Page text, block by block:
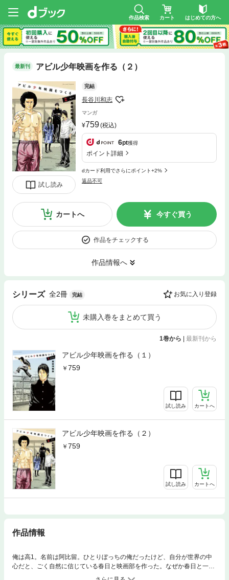
作品検索 カート はじめての方へ
最新刊 アビル少年映画を作る（２）
試し読み
完結
長谷川和志
マンガ
759(税込)
6pt獲得
ポイント詳細
dカード利用でさらにポイント+2%
返品不可
カートへ 今すぐ買う
作品をチェックする
作品情報へ
シリーズ 全2冊 完結 お気に入り登録
未購入巻をまとめて買う
1巻から 最新刊から
アビル少年映画を作る（１）
759
試し読み カートへ
アビル少年映画を作る（２）
759
試し読み カートへ
作品情報
俺は高1。名前は阿比留。ひとりぼっちの俺だったけど、自分が世界の中
心だと、ごく自然に信じている春日と映画部を作った。なぜか春日と一緒
にいると仲間が増えていく。その春日が、映画の脚本を書き上げた。その